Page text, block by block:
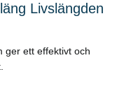
Livslängden
ger ett effektivt och